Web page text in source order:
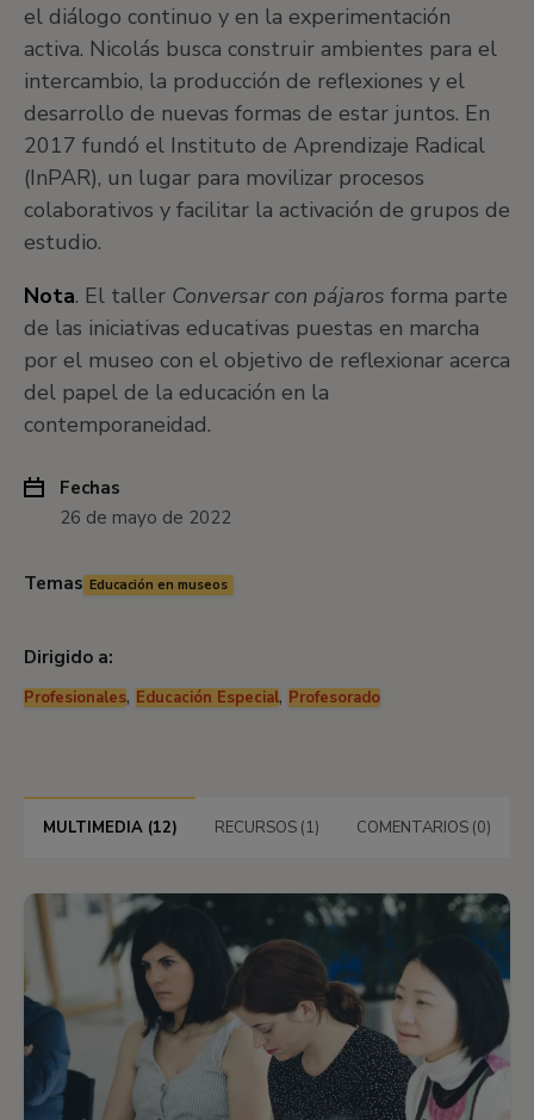
el diálogo continuo y en la experimentación
activa. Nicolás busca construir ambientes para el
intercambio, la producción de reflexiones y el
desarrollo de nuevas formas de estar juntos. En
2017 fundó el Instituto de Aprendizaje Radical
(InPAR), un lugar para movilizar procesos
colaborativos y facilitar la activación de grupos de
estudio.
Nota. El taller Conversar con pájaros forma parte
de las iniciativas educativas puestas en marcha
por el museo con el objetivo de reflexionar acerca
del papel de la educación en la
contemporaneidad.
Fechas
26 de mayo de 2022
Temas Educación en museos
Dirigido a:
Profesionales, Educación Especial, Profesorado
MULTIMEDIA (12) RECURSOS (1) COMENTARIOS (0)